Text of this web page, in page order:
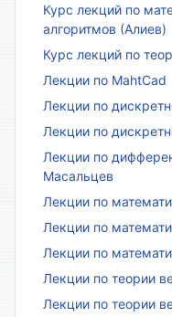
Курс лекций по
алгоритмов (Алиев)
Курс лекций по
Лекции по MahtCad
Лекции по
Лекции по
Лекции по
Масальцев
Лекции по
Лекции по
Лекции по
Лекции по теории
Лекции по теории